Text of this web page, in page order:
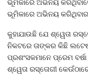
ଭୂମିକାରେ ଅଭିନୟ
ଭୂମିକାରେ ଅଭିନୟ କରିଥିବାର
କୁହାଯାଉଛି ଯେ ଶ୍ୱେତା
ନିକଟରେ ତାଙ୍କର କିଛି
ପ୍ରଶଂସକମାନେ ପ୍ରେମ
ଶ୍ୱେତା ରସ୍ତୋଗୀ